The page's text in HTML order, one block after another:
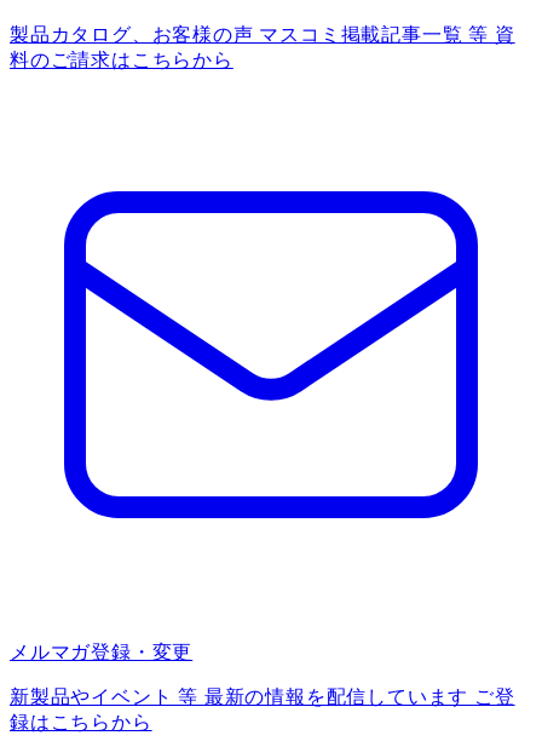
製品カタログ、お客様の声 マスコミ掲載記事一覧 等 資
料のご請求はこちらから
メルマガ登録・変更
新製品やイベント 等 最新の情報を配信しています ご登
録はこちらから